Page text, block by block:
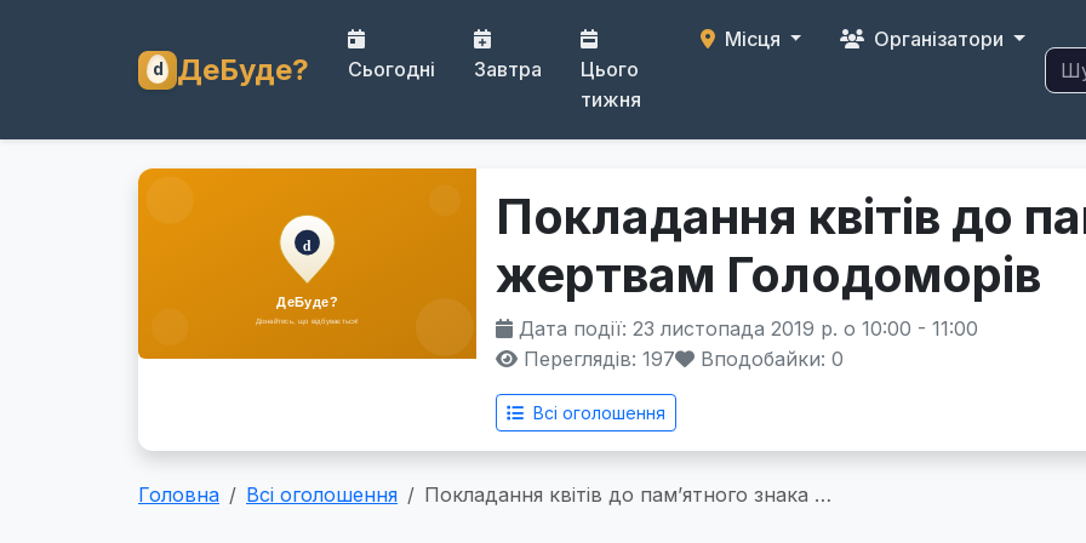
ДеБуде? Сьогодні Завтра
Цього
тижня
Місця Організатори
Покладання квітів до
жертвам Голодоморів
Дата події: 23 листопада 2019 р. о 10:00 - 11:00
Переглядів: 197
Вподобайки: 0
Всі оголошення
Головна Всі оголошення Покладання квітів до пам’ятного знака …